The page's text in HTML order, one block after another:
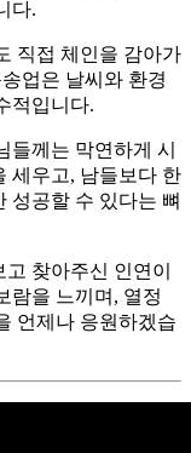
다.
직접 체인을 감아가
업은 날씨와 환경
적입니다.
들께는 막연하게 시
세우고, 남들보다 한
성공할 수 있다는 뼈
찾아주신 인연이
람을 느끼며, 열정
언제나 응원하겠습